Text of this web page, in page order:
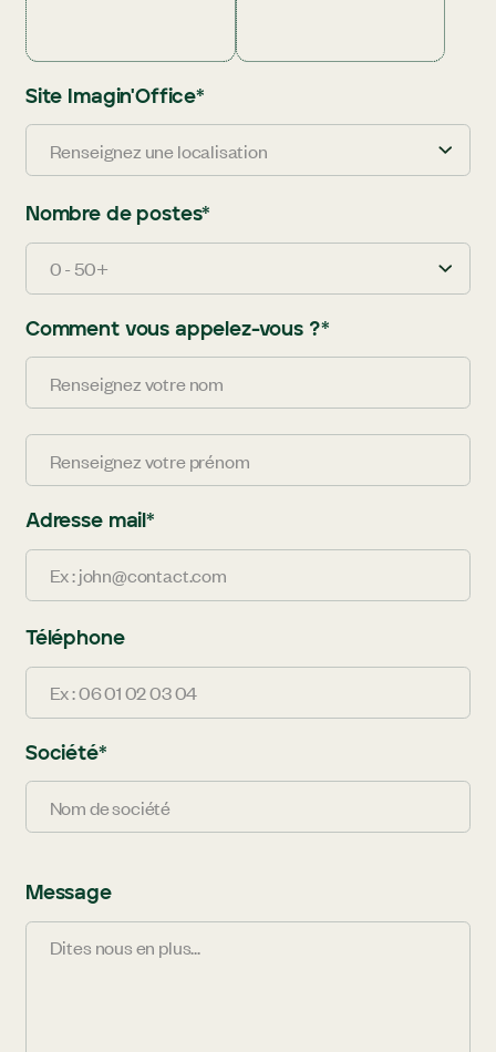
Site Imagin'Office*
Renseignez une localisation
Nombre de postes*
0 - 50+
Comment vous appelez-vous ?*
Adresse mail*
Téléphone
Société*
Message